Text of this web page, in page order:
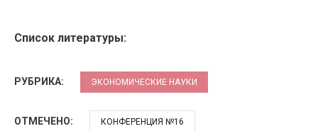
Список литературы:
РУБРИКА: ЭКОНОМИЧЕСКИЕ НАУКИ
ОТМЕЧЕНО: КОНФЕРЕНЦИЯ №16